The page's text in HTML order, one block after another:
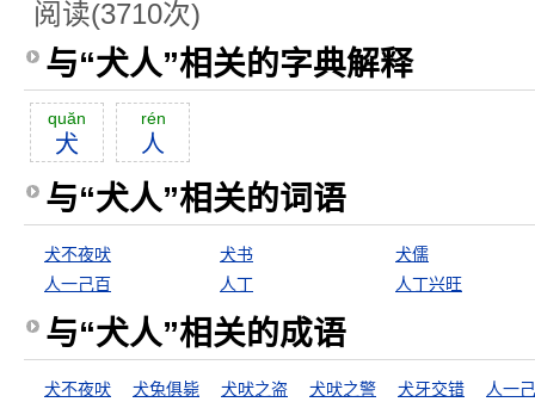
阅读(3710次)
与“犬人”相关的字典解释
quăn
犬
rén
人
与“犬人”相关的词语
犬不夜吠 犬书
犬儒
人一己百
人丁 人丁兴旺
与“犬人”相关的成语
犬不夜吠 犬兔俱毙 犬吠之盗 犬吠之警 犬牙交错 人一